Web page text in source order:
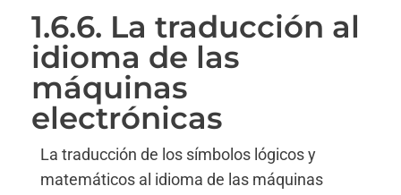
1.6.6. La traducción al
idioma de las
máquinas
electrónicas
La traducción de los símbolos lógicos y
matemáticos al idioma de las máquinas